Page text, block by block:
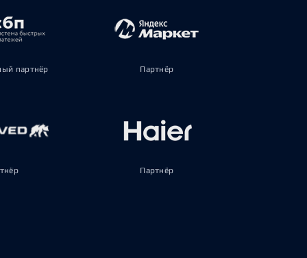
партнёр Партнёр
Партнёр